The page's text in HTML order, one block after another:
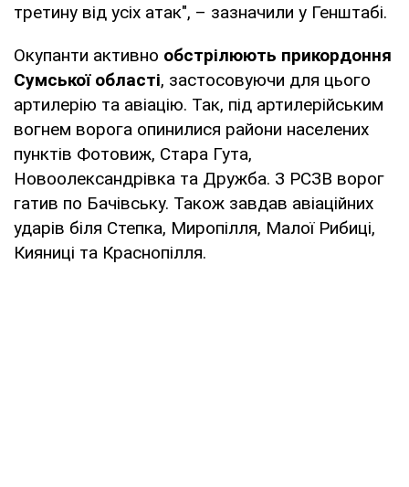
третину від усіх атак", – зазначили у Генштабі.
Окупанти активно обстрілюють прикордоння
Сумської області, застосовуючи для цього
артилерію та авіацію. Так, під артилерійським
вогнем ворога опинилися райони населених
пунктів Фотовиж, Стара Гута,
Новоолександрівка та Дружба. З РСЗВ ворог
гатив по Бачівську. Також завдав авіаційних
ударів біля Степка, Миропілля, Малої Рибиці,
Кияниці та Краснопілля.